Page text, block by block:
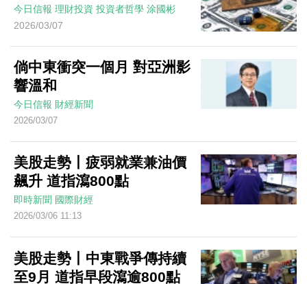
今日信報 理財投資 投資者哲學 涂國彬
2026/03/07
倘中東衝突一個月 對亞洲影
響溫和
今日信報 財經新聞
2026/03/07
美股走勢丨疲弱就業兼油價
飆升 道指瀉800點
即時新聞 國際財經
2026/03/06 11:13
美股走勢丨中東戰爭傳持續
至9月 道指早段瀉逾800點